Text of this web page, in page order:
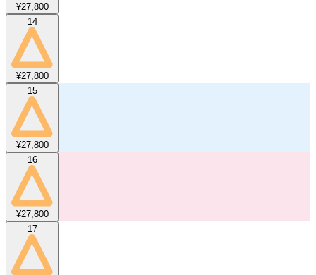
¥27,800
14
¥27,800
15
¥27,800
16
¥27,800
17